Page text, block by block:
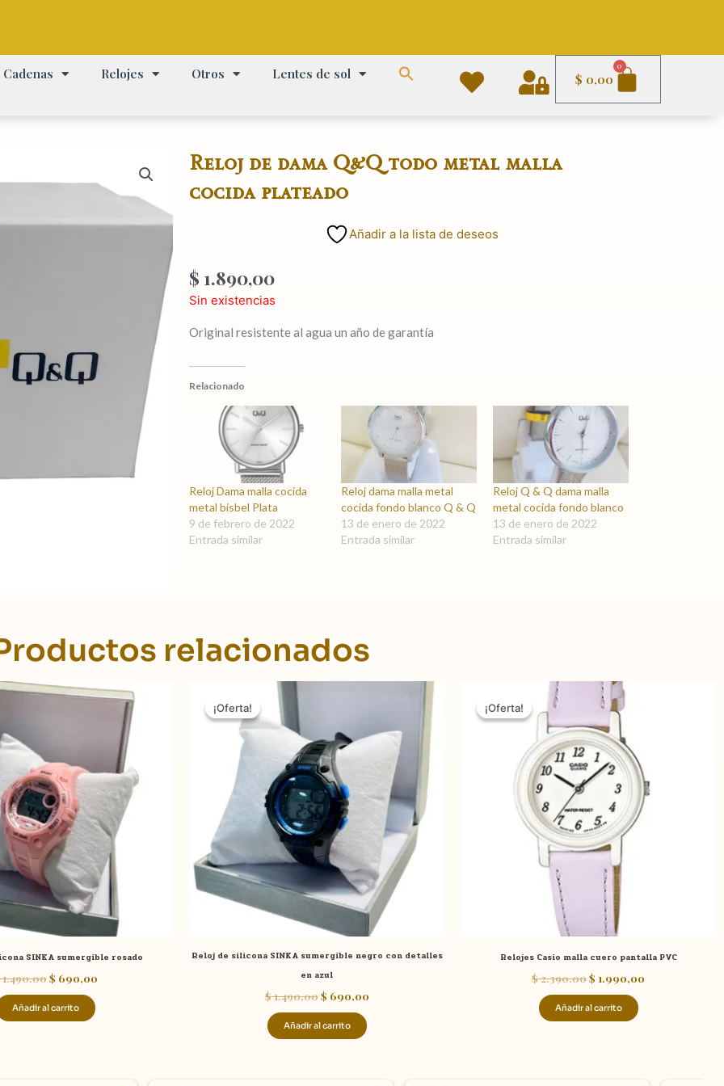
Cadenas Relojes Otros Lentes de sol $ 0,00
0
Carrito
Reloj de dama Q&Q todo metal malla
cocida plateado
Añadir a la lista de deseos
$ 1.890,00
Sin existencias
Original resistente al agua un año de garantía
Relacionado
Reloj Dama malla cocida
metal bisbel Plata
9 de febrero de 2022
Entrada similar
Reloj dama malla metal
cocida fondo blanco Q & Q
13 de enero de 2022
Entrada similar
Reloj Q & Q dama malla
metal cocida fondo blanco
13 de enero de 2022
Entrada similar
relacionados
SINKA sumergible rosado
1.490,00
El
precio
$ 690,00
El
precio
actual
$ 690,00.
Añadir al carrito
¡Oferta!
¡Oferta!
Reloj de silicona SINKA sumergible negro con detalles
en azul
$1.490,00
era:
$ 1.490,00.
$ 690,00
$ 690,00.
Añadir al carrito
¡Oferta!
¡Oferta!
Relojes Casio malla cuero pantalla PVC
$2.390,00
precio
original
era:
$ 2.390,00.
$ 1.990,00
Añadir al carrito